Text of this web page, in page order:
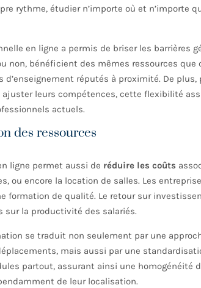
rythme, étudier n’importe où et n’importe
en ligne a permis de briser les barrières
non, bénéficient des mêmes ressources
réputés à proximité. De plus,
leurs compétences, cette flexibilité
actuels.
des ressources
ligne permet aussi de réduire les coûts
ou encore la location de salles. Les
formation de qualité. Le retour sur
la productivité des salariés.
se traduit non seulement par une
mais aussi par une
partout, assurant ainsi une homogénéité
de leur localisation.